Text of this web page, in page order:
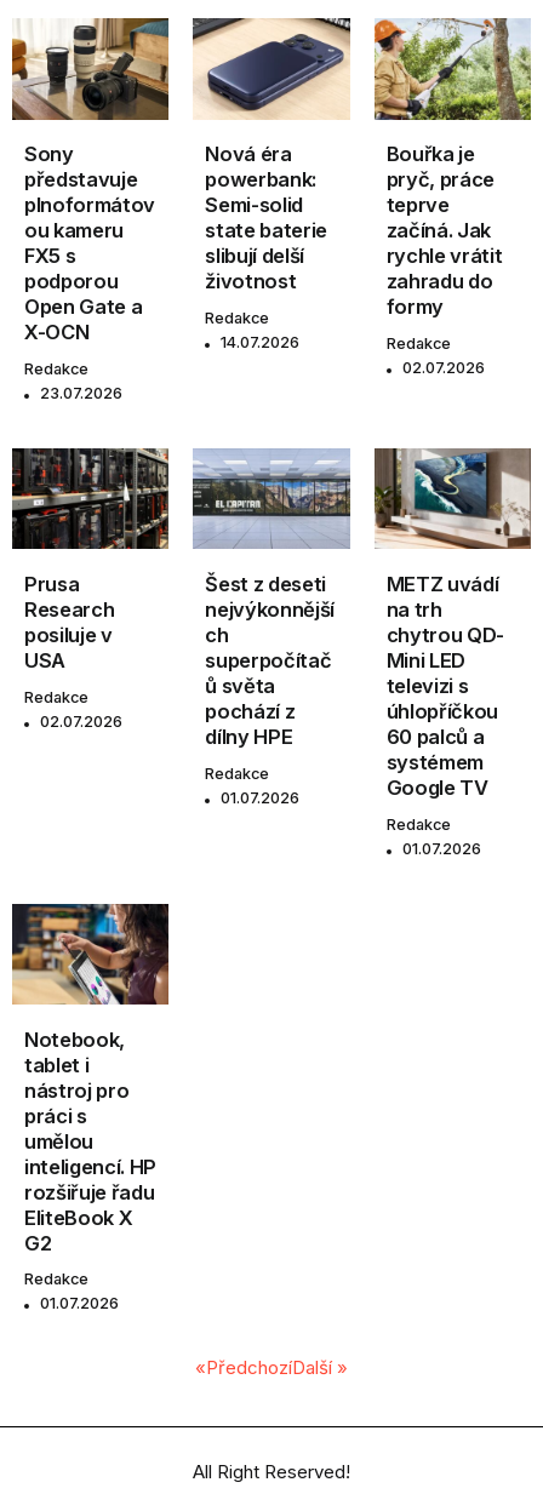
Sony
představuje
plnoformátov
ou kameru
FX5 s
podporou
Open Gate a
X-OCN
Redakce
23.07.2026
Nová éra
powerbank:
Semi-solid
state baterie
slibují delší
životnost
Redakce
14.07.2026
Bouřka je
pryč, práce
teprve
začíná. Jak
rychle vrátit
zahradu do
formy
Redakce
02.07.2026
Prusa
Research
posiluje v
USA
Redakce
02.07.2026
Šest z deseti
nejvýkonnější
ch
superpočítač
ů světa
pochází z
dílny HPE
Redakce
01.07.2026
METZ uvádí
na trh
chytrou QD-
Mini LED
televizi s
úhlopříčkou
60 palců a
systémem
Google TV
Redakce
01.07.2026
Notebook,
tablet i
nástroj pro
práci s
umělou
inteligencí. HP
rozšiřuje řadu
EliteBook X
G2
Redakce
01.07.2026
«PředchozíDalší »
All Right Reserved!